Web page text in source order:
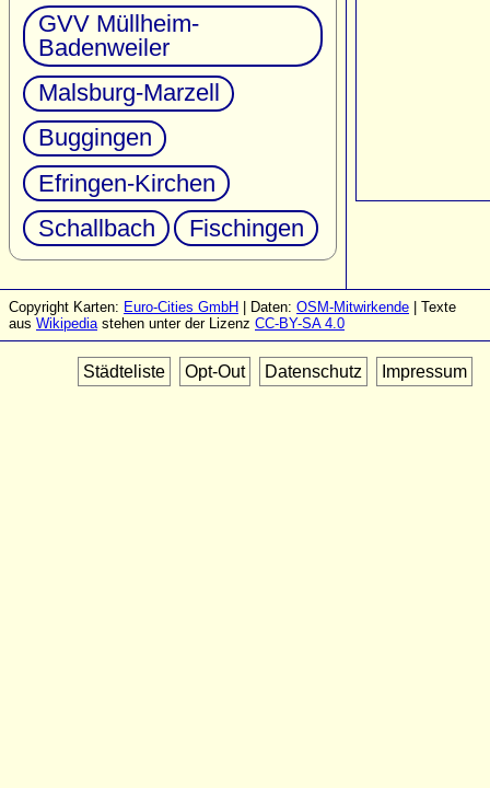
GVV Müllheim-
Badenweiler
Malsburg-Marzell
Buggingen
Efringen-Kirchen
Schallbach
Fischingen
Copyright Karten: Euro-Cities GmbH | Daten: OSM-Mitwirkende | Texte
aus Wikipediastehen unter der Lizenz CC-BY-SA 4.0
Städteliste Opt-Out Datenschutz Impressum